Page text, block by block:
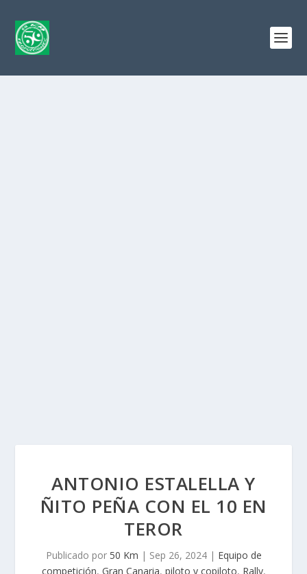
ANTONIO ESTALELLA Y
ÑITO PEÑA CON EL 10 EN
TEROR
Publicado por 50 Km | Sep 26, 2024| Equipo de
competición, Gran Canaria, piloto y copiloto, Rally,